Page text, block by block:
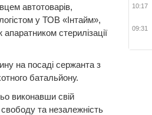
автотоварів,
у ТОВ «Інтайм»,
стерилізації
на посаді сержанта з
батальйону.
виконавши свій
та незалежність
10:17
09:31